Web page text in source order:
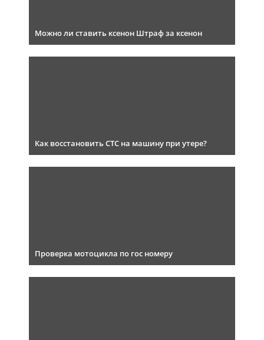
Можно ли ставить ксенон Штраф за ксенон
Как восстановить СТС на машину при утере?
Проверка мотоцикла по гос номеру